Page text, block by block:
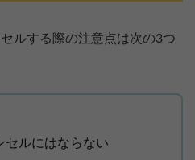
ルする際の注意点は次の3つ
セルにはならない